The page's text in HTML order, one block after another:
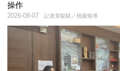
操作
記者黃駿騏／桃園報導
2026-08-07